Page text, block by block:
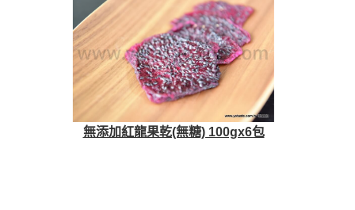
無添加紅龍果乾(無糖) 100gx6包